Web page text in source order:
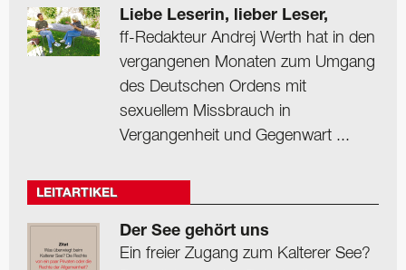
Liebe Leserin, lieber Leser,
ff-Redakteur Andrej Werth hat in den
vergangenen Monaten zum Umgang
des Deutschen Ordens mit
sexuellem Missbrauch in
Vergangenheit und Gegenwart ...
LEITARTIKEL
Der See gehört uns
Ein freier Zugang zum Kalterer See?